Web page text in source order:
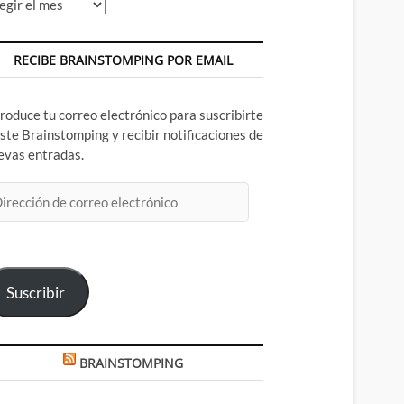
RECIBE BRAINSTOMPING POR EMAIL
tu correo electrónico para suscribirte
Brainstomping y recibir notificaciones de
entradas.
Suscribir
BRAINSTOMPING